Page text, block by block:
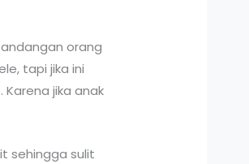
orang
tapi jika ini
jika anak
sehingga sulit